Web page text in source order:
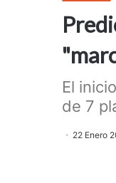
El
de 7
22 Enero